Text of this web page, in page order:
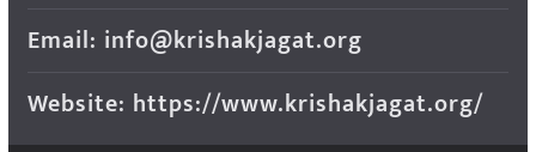
Email: info@krishakjagat.org
Website: https://www.krishakjagat.org/